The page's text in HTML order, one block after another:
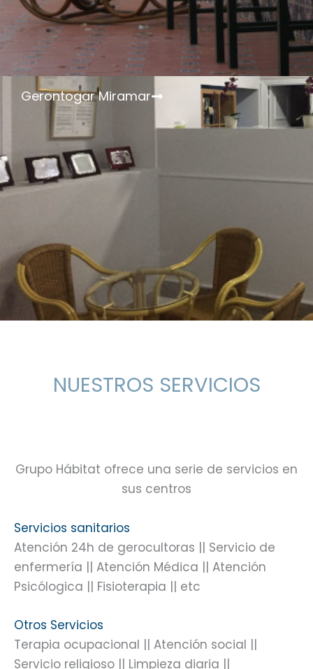
Gerontogar Miramar
NUESTROS SERVICIOS
Grupo Hábitat ofrece una serie de servicios en
sus centros
Servicios sanitarios
Atención 24h de gerocultoras || Servicio de
enfermería || Atención Médica || Atención
Psicólogica || Fisioterapia || etc
Otros Servicios
Terapia ocupacional || Atención social ||
Servicio religioso || Limpieza diaria ||